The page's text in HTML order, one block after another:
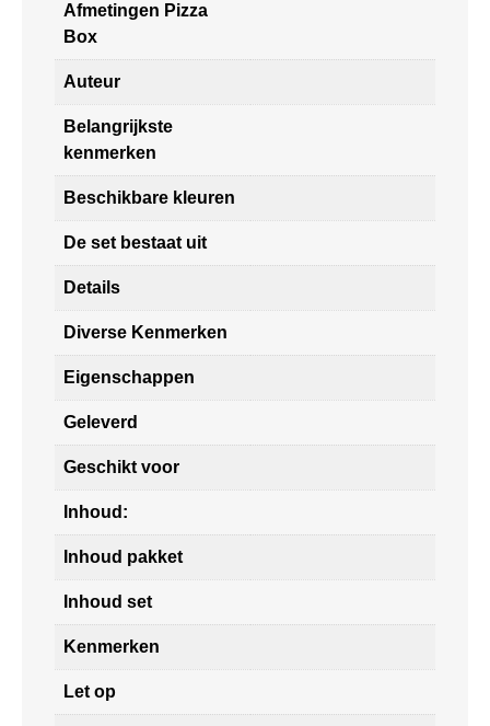
Afmetingen Pizza
Box
Auteur
Belangrijkste
kenmerken
Beschikbare kleuren
De set bestaat uit
Details
Diverse Kenmerken
Eigenschappen
Geleverd
Geschikt voor
Inhoud:
Inhoud pakket
Inhoud set
Kenmerken
Let op